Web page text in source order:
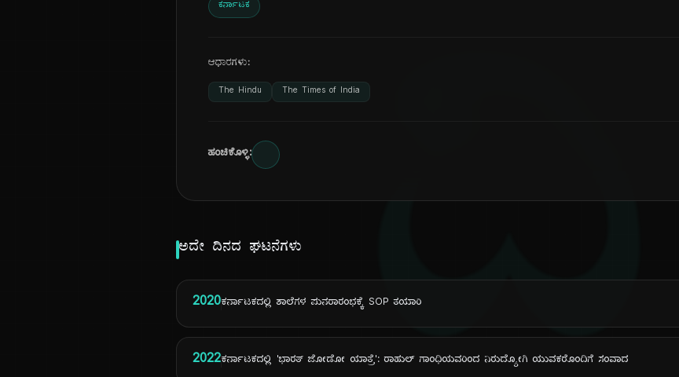
ಕರ್ನಾಟಕ
ಆಧಾರಗಳು:
The Hindu The Times of India
ಹಂಚಿಕೊಳ್ಳಿ:
ಅದೇ ದಿನದ ಘಟನೆಗಳು
2020ಕರ್ನಾಟಕದಲ್ಲಿ ಶಾಲೆಗಳ ಪುನರಾರಂಭಕ್ಕೆ SOP ತಯಾರಿ
2022ಕರ್ನಾಟಕದಲ್ಲಿ 'ಭಾರತ್ ಜೋಡೋ ಯಾತ್ರೆ': ರಾಹುಲ್ ಗಾಂಧಿಯವರಿಂದ ನಿರುದ್ಯೋಗಿ ಯುವಕರೊಂದಿಗೆ ಸಂವಾದ